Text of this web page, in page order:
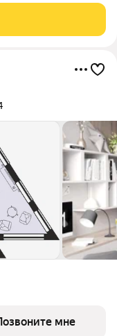
. Свежий
.
мне